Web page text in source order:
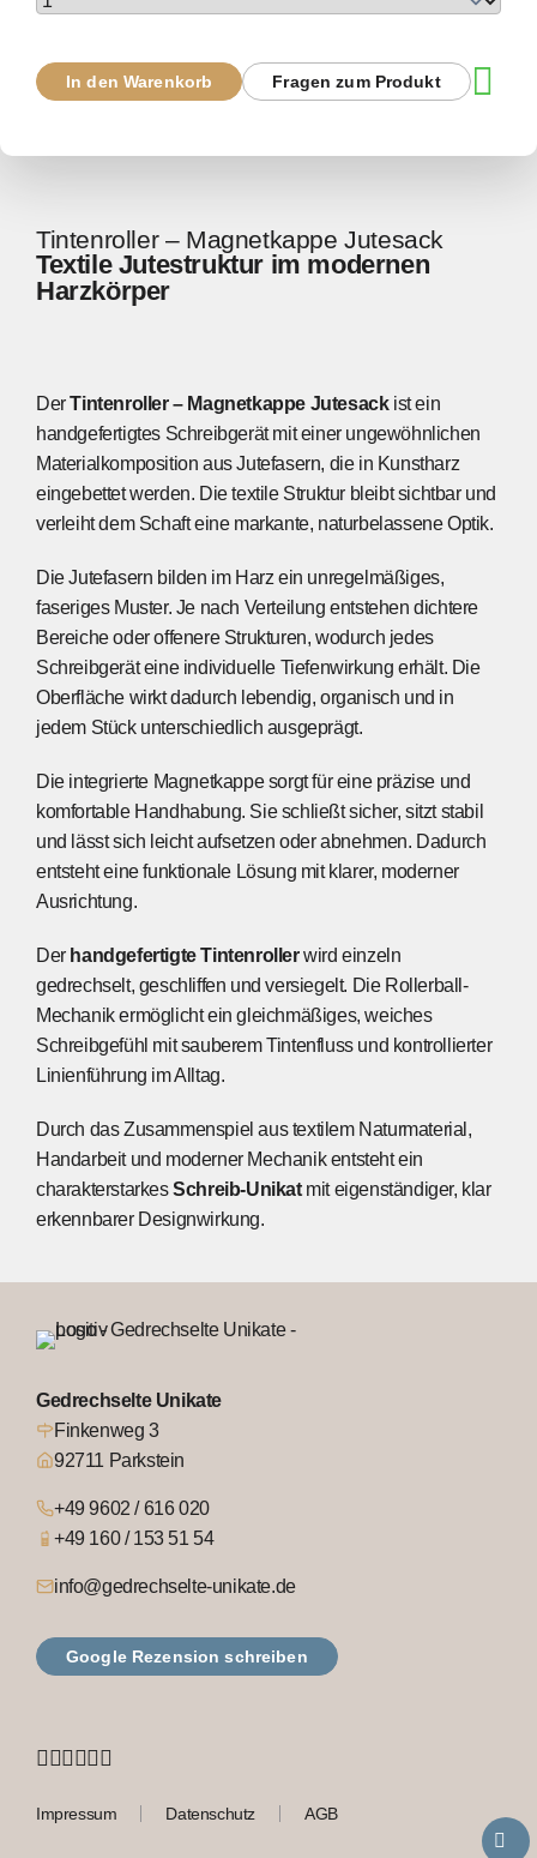
In den Warenkorb Fragen zum Produkt
Tintenroller – Magnetkappe Jutesack
Textile Jutestruktur im modernen
Harzkörper
DerTintenroller – Magnetkappe Jutesackist ein
handgefertigtes Schreibgerät mit einer ungewöhnlichen
Materialkomposition aus Jutefasern, die in Kunstharz
eingebettet werden. Die textile Struktur bleibt sichtbar und
verleiht dem Schaft eine markante, naturbelassene Optik.
Die Jutefasern bilden im Harz ein unregelmäßiges,
faseriges Muster. Je nach Verteilung entstehen dichtere
Bereiche oder offenere Strukturen, wodurch jedes
Schreibgerät eine individuelle Tiefenwirkung erhält. Die
Oberfläche wirkt dadurch lebendig, organisch und in
jedem Stück unterschiedlich ausgeprägt.
Die integrierte Magnetkappe sorgt für eine präzise und
komfortable Handhabung. Sie schließt sicher, sitzt stabil
und lässt sich leicht aufsetzen oder abnehmen. Dadurch
entsteht eine funktionale Lösung mit klarer, moderner
Ausrichtung.
Der handgefertigte Tintenrollerwird einzeln
gedrechselt, geschliffen und versiegelt. Die Rollerball-
Mechanik ermöglicht ein gleichmäßiges, weiches
Schreibgefühl mit sauberem Tintenfluss und kontrollierter
Linienführung im Alltag.
Durch das Zusammenspiel aus textilem Naturmaterial,
Handarbeit und moderner Mechanik entsteht ein
charakterstarkesSchreib-Unikatmit eigenständiger, klar
erkennbarer Designwirkung.
Gedrechselte Unikate
Finkenweg 3
92711 Parkstein
+49 9602 / 616 020
+49 160 / 153 51 54
info@gedrechselte-unikate.de
Google Rezension schreiben
Impressum Datenschutz AGB